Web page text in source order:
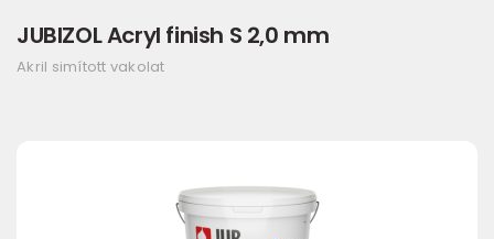
JUBIZOL Acryl finish S 2,0 mm
Akril simított vakolat